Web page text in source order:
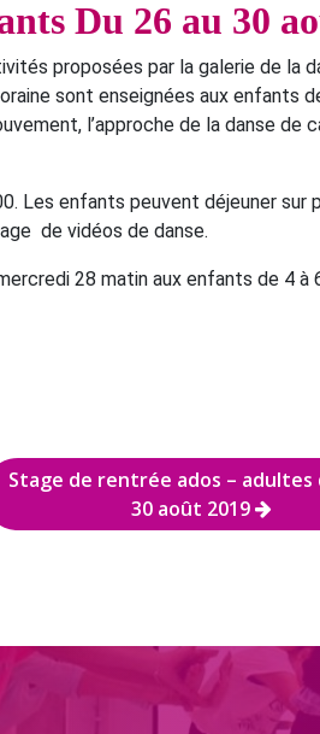
Du 26 au 30
proposées par la galerie de la
sont enseignées aux enfants
l’approche de la danse de
Les enfants peuvent déjeuner sur
de vidéos de danse.
28 matin aux enfants de 4 à
Stage de rentrée ados – adultes
30 août 2019